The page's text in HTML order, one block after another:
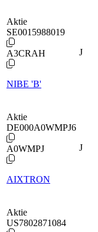
Aktie
SE0015988019
A3CRAH
NIBE 'B'
J
Aktie
DE000A0WMPJ6
A0WMPJ
AIXTRON
J
Aktie
US7802871084